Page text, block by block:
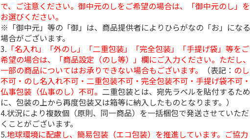
で、ご注意ください。御中元のしをご希望の場合は、「御中元のし」を
お選びください。
※「御中元」等の「御」は、商品提供者によりひらがなの「お」になる
場合がございます。
3. 「名入れ」「外のし」「二重包装」「完全包装」「手提げ袋」等をご
希望の場合は、「商品設定（のし等）」欄にご入力ください。ただし、
一部の商品についてはお承りできない場合もございます。
（表記： のし
不可・のし名入れ不可・二重包装不可・完全包装不可・手提げ袋不可・
仏事包装（仏事のし）不可。 二重包装とは、宛先ラベルを貼付するため
に、包装の上から再度包装又は箱等に納入したものとなります。）
4.状況により複数個（原則、同一商品）を一括梱包で発送させていただ
くことがございます。
5.地球環境に配慮し、簡易包装（エコ包装）を推進しています。ご協力